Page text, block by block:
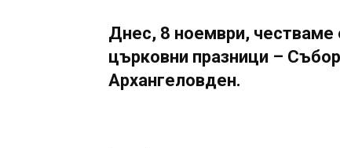
Днес, 8 ноември, честваме
църковни празници –
Архангеловден.